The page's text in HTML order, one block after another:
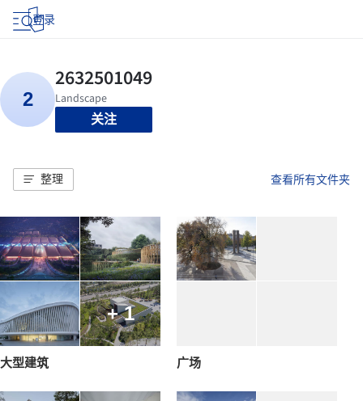
登录
关注
整理 查看所有文件夹
+ 1
大型建筑 广场